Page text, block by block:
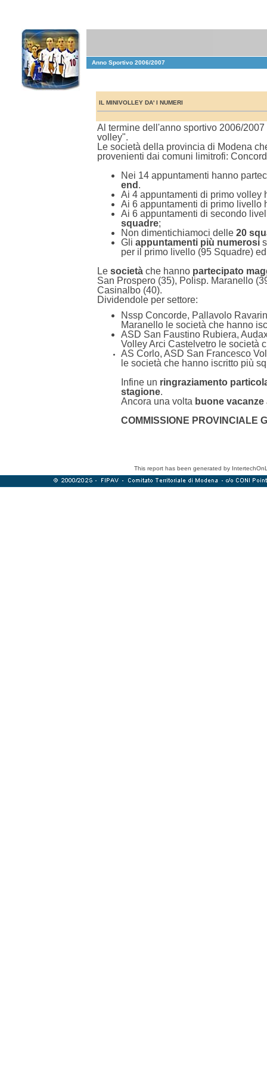
Anno Sportivo 2006/2007
IL MINIVOLLEY DA' I NUMERI
Al termine dell'anno sportivo 2006/
volley".
Le società della provincia di Modena
provenienti dai comuni limitrofi:
Nei 14 appuntamenti hanno
end .
Ai 4 appuntamenti di primo volley
Ai 6 appuntamenti di primo livello
Ai 6 appuntamenti di secondo
squadre;
Non dimentichiamoci delle 20
Gli appuntamenti più numerosi
per il primo livello (95 Squadre)
Le societàche hanno partecipato
San Prospero (35), Polisp. Maranello
Casinalbo (40).
Dividendole per settore:
Nssp Concorde, Pallavolo
Maranello le società che hanno
ASD San Faustino Rubiera,
Volley Arci Castelvetro le società
AS Corlo, ASD San Francesco
le società che hanno iscritto più
Infine un ringraziamento
stagione.
Ancora una volta buone
COMMISSIONE PROVINCIALE
This report has been generated by